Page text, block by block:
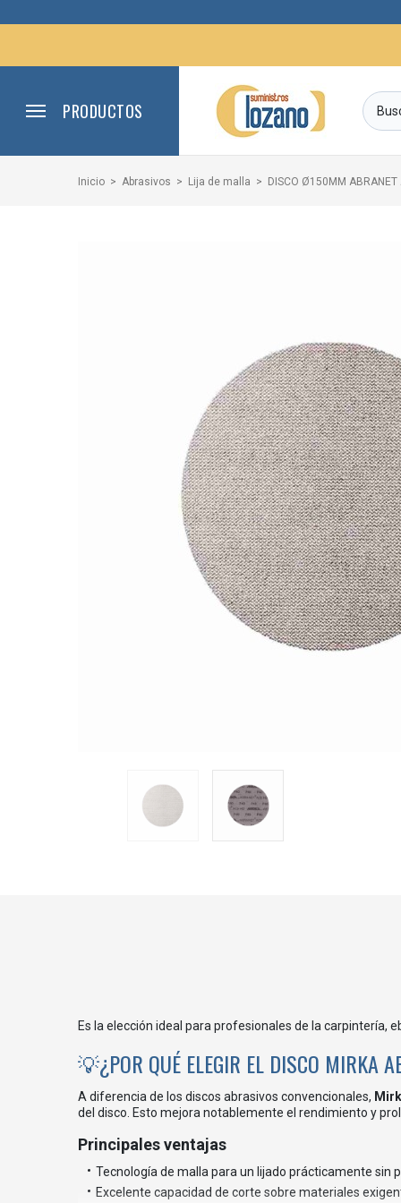
PRODUCTOS
Inicio Abrasivos Lija de malla DISCO Ø150MM ABRANET
Es la elección ideal para profesionales de la carpintería,
💡¿POR QUÉ ELEGIR EL DISCO MIRKA
A diferencia de los discos abrasivos convencionales,
del disco. Esto mejora notablemente el rendimiento y
Principales ventajas
Tecnología de malla para un lijado prácticamente sin
Excelente capacidad de corte sobre materiales